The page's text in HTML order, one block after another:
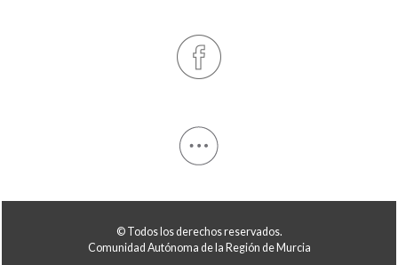
© Todos los derechos reservados.
Comunidad Autónoma de la Región de Murcia